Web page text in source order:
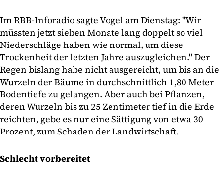
Im RBB-Inforadio sagte Vogel am Dienstag: "Wir
müssten jetzt sieben Monate lang doppelt so viel
Niederschläge haben wie normal, um diese
Trockenheit der letzten Jahre auszugleichen." Der
Regen bislang habe nicht ausgereicht, um bis an die
Wurzeln der Bäume in durchschnittlich 1,80 Meter
Bodentiefe zu gelangen. Aber auch bei Pflanzen,
deren Wurzeln bis zu 25 Zentimeter tief in die Erde
reichten, gebe es nur eine Sättigung von etwa 30
Prozent, zum Schaden der Landwirtschaft.
Schlecht vorbereitet